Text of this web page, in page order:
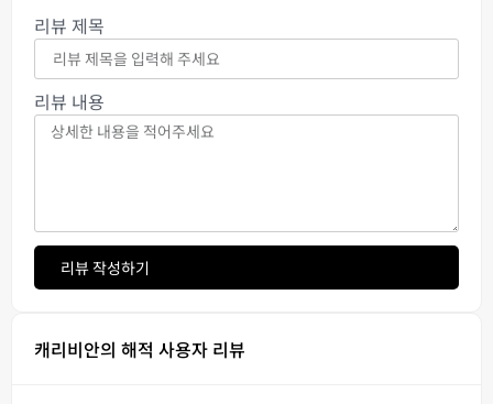
리뷰 제목
리뷰 내용
리뷰 작성하기
캐리비안의 해적 사용자 리뷰